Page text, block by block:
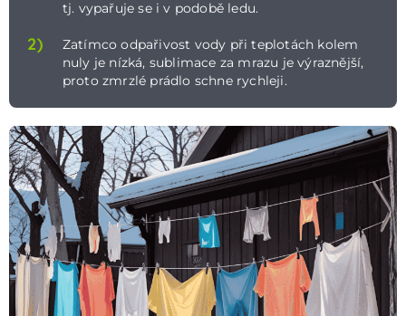
tj. vypařuje se i v podobě ledu.
2)
Zatímco odpařivost vody při teplotách kolem
nuly je nízká, sublimace za mrazu je výraznější,
proto zmrzlé prádlo schne rychleji.